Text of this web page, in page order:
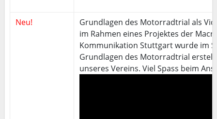
Neu!
Grundlagen des Motorradtrial als
im Rahmen eines Projektes der
Kommunikation Stuttgart wurde im
Grundlagen des Motorradtrial
unseres Vereins. Viel Spass beim